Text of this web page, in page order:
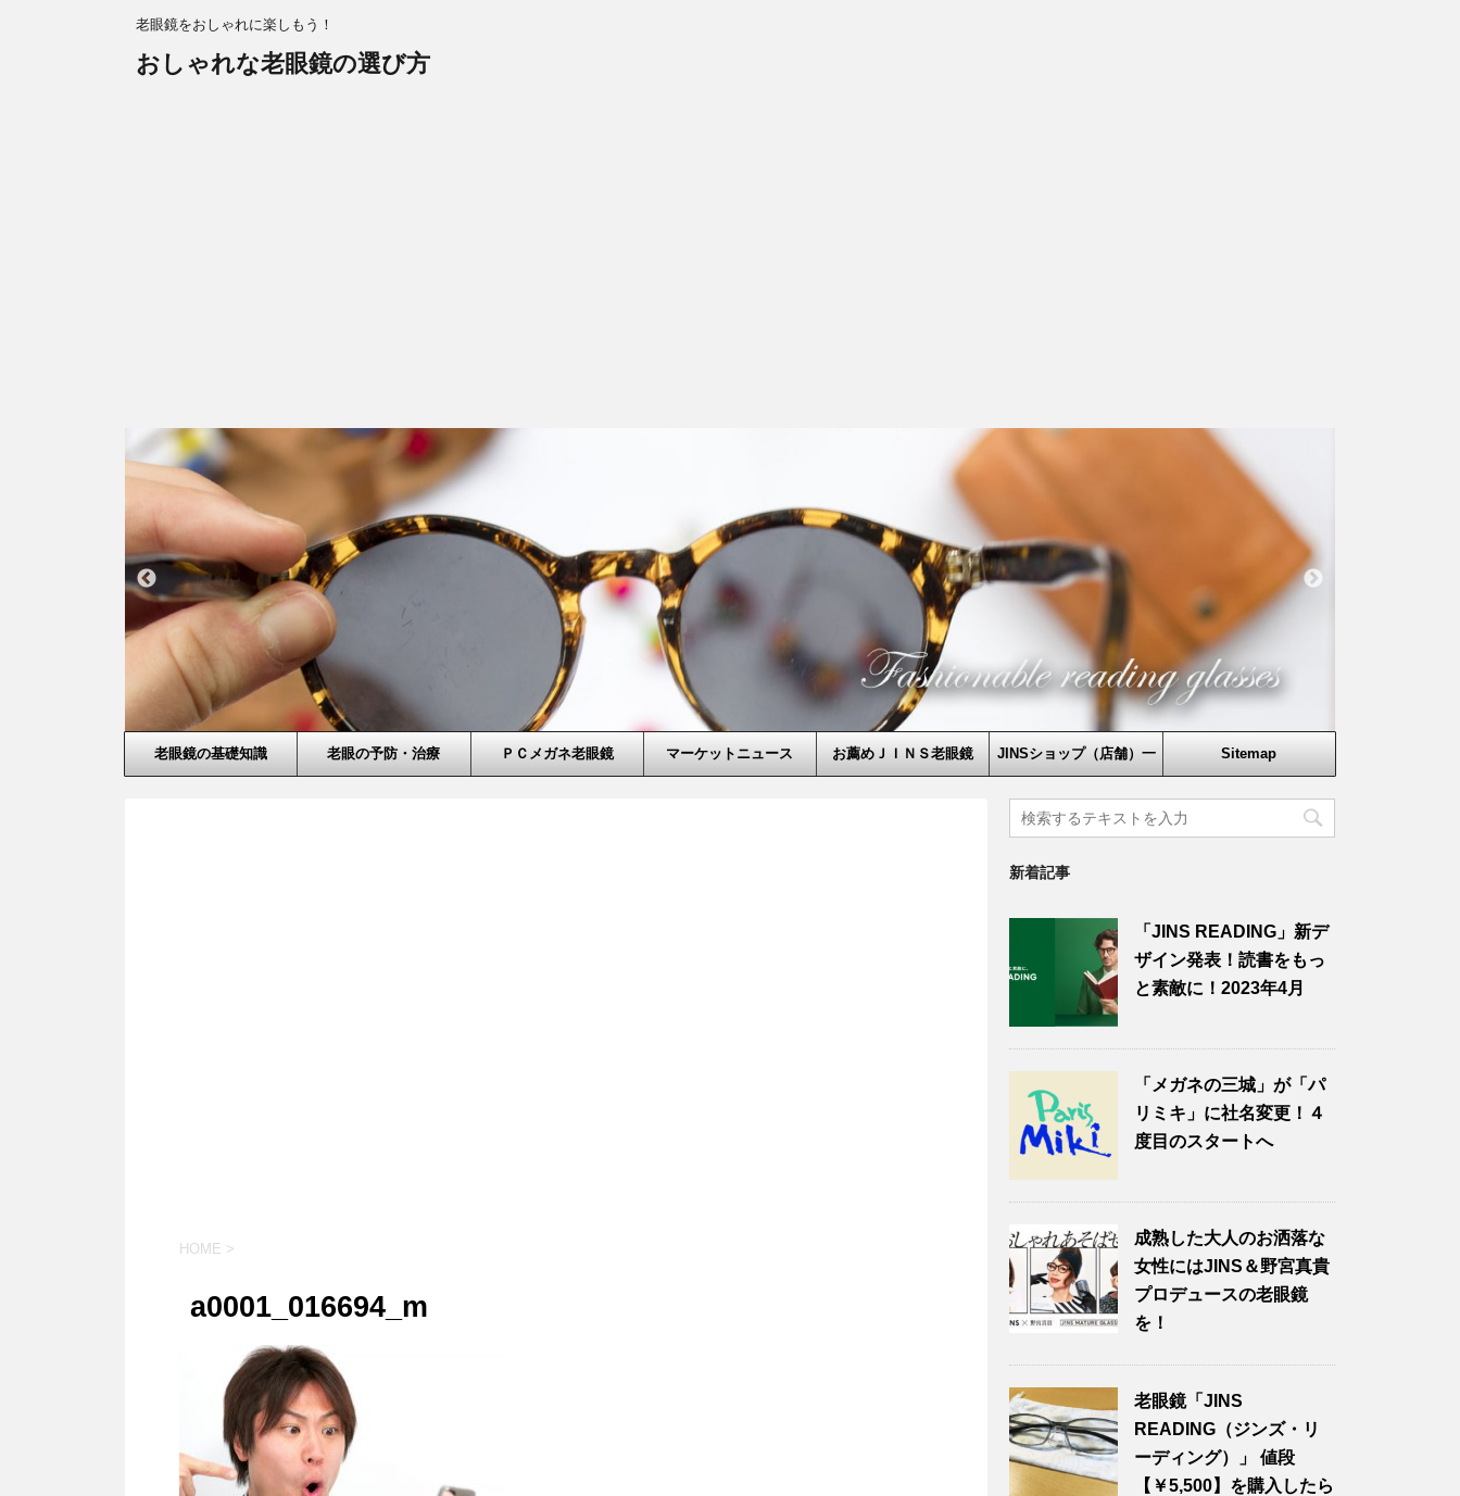
老眼鏡をおしゃれに楽しもう！
おしゃれな老眼鏡の選び方
老眼鏡の基礎知識 老眼の予防・治療 ＰＣメガネ老眼鏡 マーケットニュース お薦めＪＩＮＳ老眼鏡 JINSショップ（店舗）一
覧
Sitemap
HOME >
a0001_016694_m
新着記事
「JINS READING」新デ
ザイン発表！読書をもっ
と素敵に！2023年4月
「メガネの三城」が「パ
リミキ」に社名変更！４
度目のスタートへ
成熟した大人のお洒落な
女性にはJINS＆野宮真貴
プロデュースの老眼鏡
を！
老眼鏡「JINS
READING（ジンズ・リ
ーディング）」 値段
【￥5,500】を購入したら